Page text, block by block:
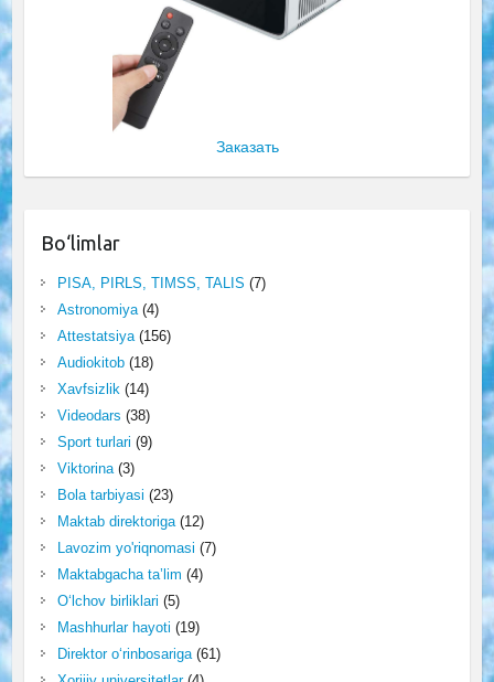
Заказать
Bo‘limlar
PISA, PIRLS, TIMSS, TALIS (7)
Astronomiya(4)
Attestatsiya(156)
Audiokitob(18)
Xavfsizlik(14)
Videodars (38)
Sport turlari (9)
Viktorina(3)
Bola tarbiyasi (23)
Maktab direktoriga(12)
Lavozim yo'riqnomasi (7)
Maktabgacha ta’lim (4)
O‘lchov birliklari (5)
Mashhurlar hayoti (19)
Direktor o‘rinbosariga(61)